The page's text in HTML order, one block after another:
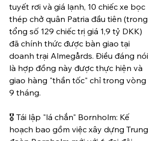
tuyết rơi và giá lạnh, 10 chiếc xe bọc
thép chở quân Patria đầu tiên (trong
tổng số 129 chiếc trị giá 1,9 tỷ DKK)
đã chính thức được bàn giao tại
doanh trại Almegårds. Điều đáng nói
là hợp đồng này được thực hiện và
giao hàng "thần tốc" chỉ trong vòng
9 tháng.
🎖️ Tái lập "lá chắn" Bornholm: Kế
hoạch bao gồm việc xây dựng Trung